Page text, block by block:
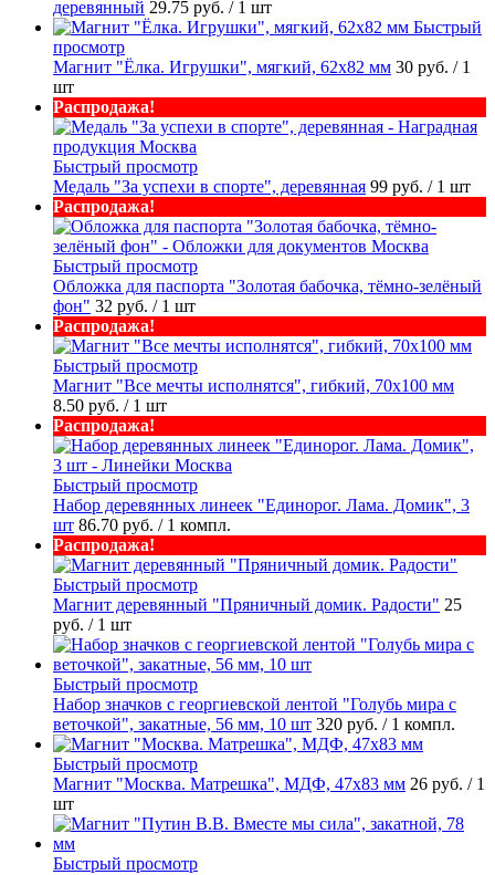
деревянный 29.75 руб. / 1 шт
Быстрый
просмотр
Магнит "Ёлка. Игрушки", мягкий, 62х82 мм 30 руб. / 1
шт
Распродажа!
Быстрый просмотр
Медаль "За успехи в спорте", деревянная 99 руб. / 1 шт
Распродажа!
Быстрый просмотр
Обложка для паспорта "Золотая бабочка, тёмно-зелёный
фон" 32 руб. / 1 шт
Распродажа!
Быстрый просмотр
Магнит "Все мечты исполнятся", гибкий, 70х100 мм
8.50 руб. / 1 шт
Распродажа!
Быстрый просмотр
Набор деревянных линеек "Единорог. Лама. Домик", 3
шт 86.70 руб. / 1 компл.
Распродажа!
Быстрый просмотр
Магнит деревянный "Пряничный домик. Радости" 25
руб. / 1 шт
Быстрый просмотр
Набор значков с георгиевской лентой "Голубь мира с
веточкой", закатные, 56 мм, 10 шт 320 руб. / 1 компл.
Быстрый просмотр
Магнит "Москва. Матрешка", МДФ, 47х83 мм 26 руб. / 1
шт
Быстрый просмотр